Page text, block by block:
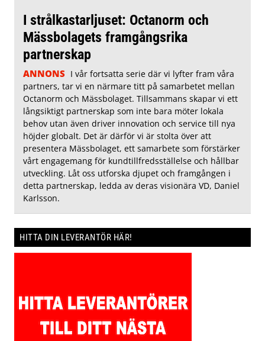
I strålkastarljuset: Octanorm och
Mässbolagets framgångsrika
partnerskap
ANNONS I vår fortsatta serie där vi lyfter fram våra
partners, tar vi en närmare titt på samarbetet mellan
Octanorm och Mässbolaget. Tillsammans skapar vi ett
långsiktigt partnerskap som inte bara möter lokala
behov utan även driver innovation och service till nya
höjder globalt. Det är därför vi är stolta över att
presentera Mässbolaget, ett samarbete som förstärker
vårt engagemang för kundtillfredsställelse och hållbar
utveckling. Låt oss utforska djupet och framgången i
detta partnerskap, ledda av deras visionära VD, Daniel
Karlsson.
HITTA DIN LEVERANTÖR HÄR!